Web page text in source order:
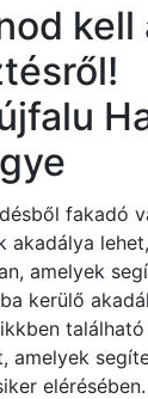
kell
fakadó
akadálya
amelyek
kerülő
amelyek
elérésében.